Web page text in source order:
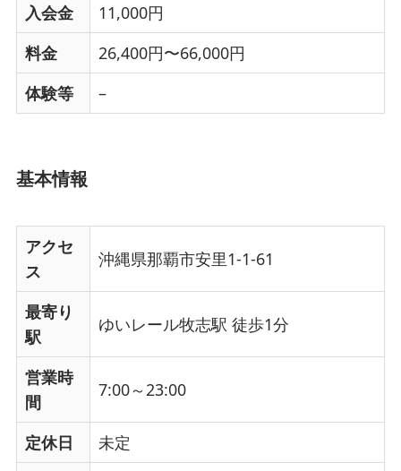
入会金
11,000円
料金
26,400円〜66,000円
体験等
–
基本情報
アクセ
ス
沖縄県那覇市安里1-1-61
最寄り
駅
ゆいレール牧志駅 徒歩1分
営業時
間
7:00～23:00
定休日
未定